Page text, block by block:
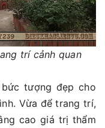
trí cảnh quan
tượng đẹp cho
Vừa để trang trí,
cao giá trị thẩm